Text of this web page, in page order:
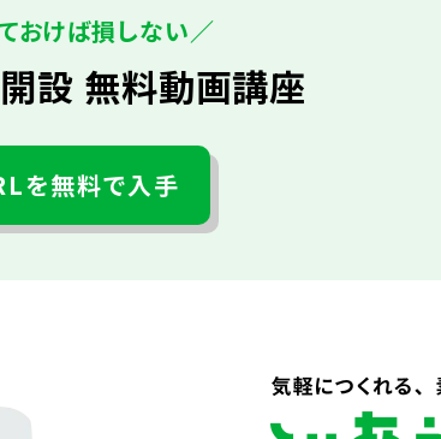
おけば損しない／
設 無料動画講座
を無料で入手